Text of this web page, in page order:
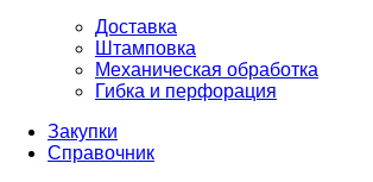
Доставка
Штамповка
Механическая обработка
Гибка и перфорация
Закупки
Справочник